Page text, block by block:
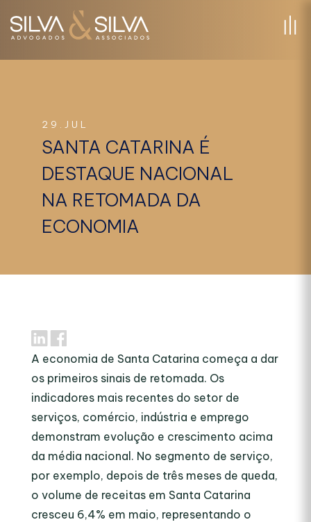
29.JUL
SANTA CATARINA É
DESTAQUE NACIONAL
NA RETOMADA DA
ECONOMIA
A economia de Santa Catarina começa a dar
os primeiros sinais de retomada. Os
indicadores mais recentes do setor de
serviços, comércio, indústria e emprego
demonstram evolução e crescimento acima
da média nacional. No segmento de serviço,
por exemplo, depois de três meses de queda,
o volume de receitas em Santa Catarina
cresceu 6,4% em maio, representando o